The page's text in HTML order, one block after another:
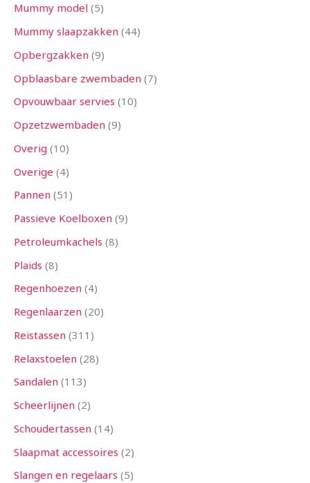
Mummy model 5
Mummy slaapzakken 44
Opbergzakken 9
Opblaasbare zwembaden 7
Opvouwbaar servies 10
Opzetzwembaden 9
Overig 10
Overige 4
Pannen 51
Passieve Koelboxen 9
Petroleumkachels 8
Plaids 8
Regenhoezen 4
Regenlaarzen 20
Reistassen 311
Relaxstoelen 28
Sandalen 113
Scheerlijnen 2
Schoudertassen 14
Slaapmat accessoires 2
Slangen en regelaars 5